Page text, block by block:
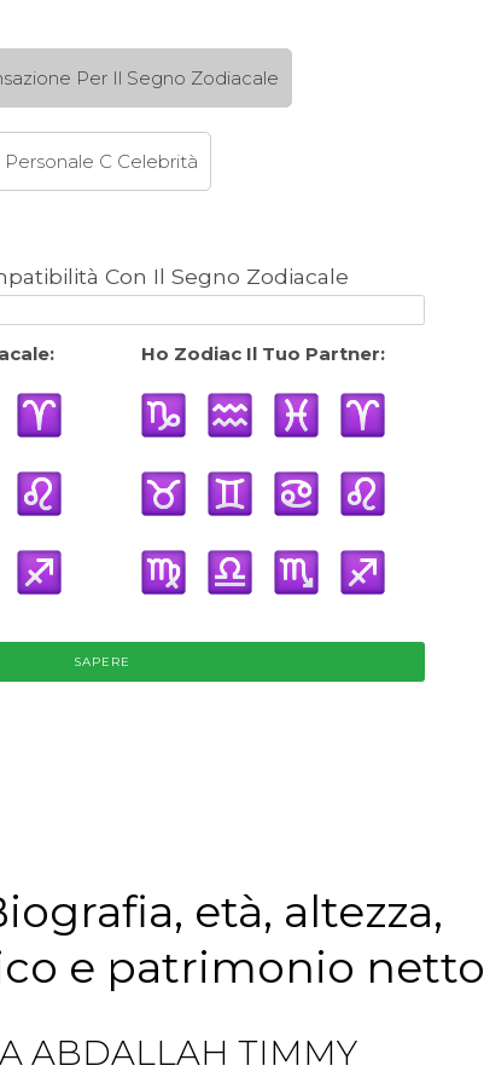
Per Il Segno Zodiacale
Personale C Celebrità
Con Il Segno Zodiacale
Ho Zodiac Il Tuo Partner:
SAPERE
età, altezza,
e patrimonio netto
ABDALLAH TIMMY